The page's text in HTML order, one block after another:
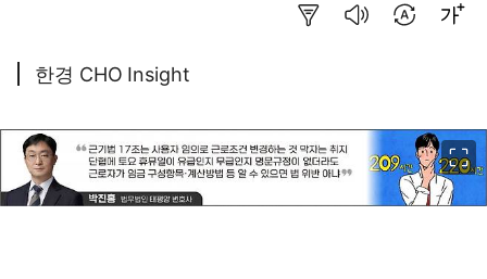
한경 CHO Insight